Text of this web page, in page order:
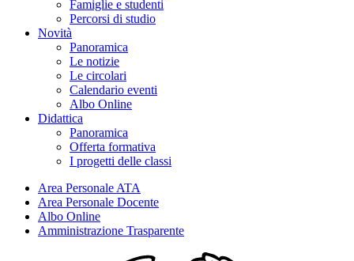
Famiglie e studenti
Percorsi di studio
Novità
Panoramica
Le notizie
Le circolari
Calendario eventi
Albo Online
Didattica
Panoramica
Offerta formativa
I progetti delle classi
Area Personale ATA
Area Personale Docente
Albo Online
Amministrazione Trasparente